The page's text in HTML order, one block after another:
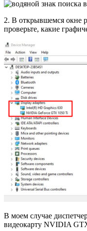
2. В открывшемся окне
проверьте, какие
В моем случае
видеокарту NVIDIA